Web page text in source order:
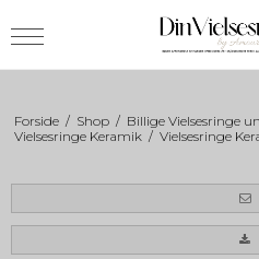
Forside / Shop / Billige Vielsesringe
Vielsesringe Keramik / Vielsesringe